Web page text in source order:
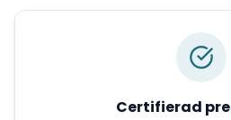
Certifierad